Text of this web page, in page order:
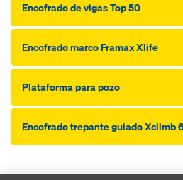
Encofrado de vigas Top 50
Encofrado marco Framax Xlife
Plataforma para pozo
Encofrado trepante guiado Xclimb